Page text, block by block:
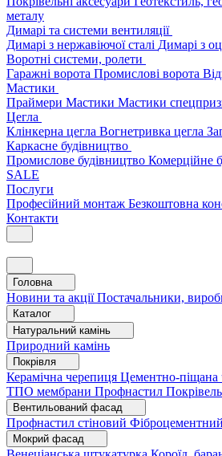
металу
Димарі та системи вентиляції
Димарі з нержавіючої сталі Димарі з
Воротні системи, ролети
Гаражні ворота Промислові ворота
Мастики
Праймери Мастики Мастики
Цегла
Клінкерна цегла Вогнетривка цегла
Каркасне будівництво
Промислове будівництво Комерційне
SALE
Послуги
Професійний монтаж Безкоштовна
Контакти
Головна
Новини та акціїПостачальники,
Каталог
Натуральний камінь
Природний камінь
Покрівля
Керамічна черепиця Цементно-піщана
ТПО мембрани Профнастил
Вентильований фасад
Профнастил стіновий
Мокрий фасад